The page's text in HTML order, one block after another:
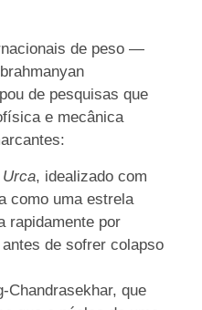
de peso —
de pesquisas que
e mecânica
, idealizado com
como uma estrela
rapidamente por
de sofrer colapso
Chandrasekhar, que